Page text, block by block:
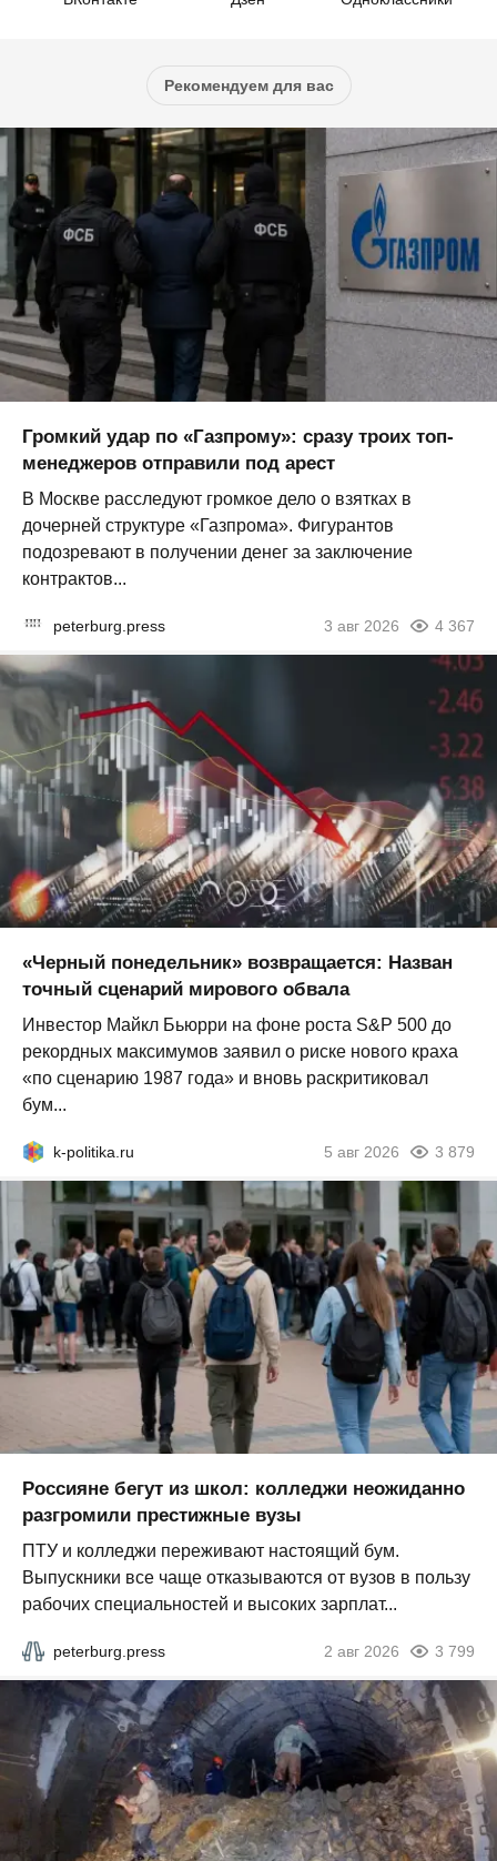
Рекомендуем для вас
Громкий удар по «Газпрому»: сразу троих топ-
менеджеров отправили под арест
В Москве расследуют громкое дело о взятках в
дочерней структуре «Газпрома». Фигурантов
подозревают в получении денег за заключение
контрактов...
peterburg.press 3 авг 2026 4 367
«Черный понедельник» возвращается: Назван
точный сценарий мирового обвала
Инвестор Майкл Бьюрри на фоне роста S&P 500 до
рекордных максимумов заявил о риске нового краха
«по сценарию 1987 года» и вновь раскритиковал
бум...
k-politika.ru 5 авг 2026 3 879
Россияне бегут из школ: колледжи неожиданно
разгромили престижные вузы
ПТУ и колледжи переживают настоящий бум.
Выпускники все чаще отказываются от вузов в пользу
рабочих специальностей и высоких зарплат...
peterburg.press 2 авг 2026 3 799